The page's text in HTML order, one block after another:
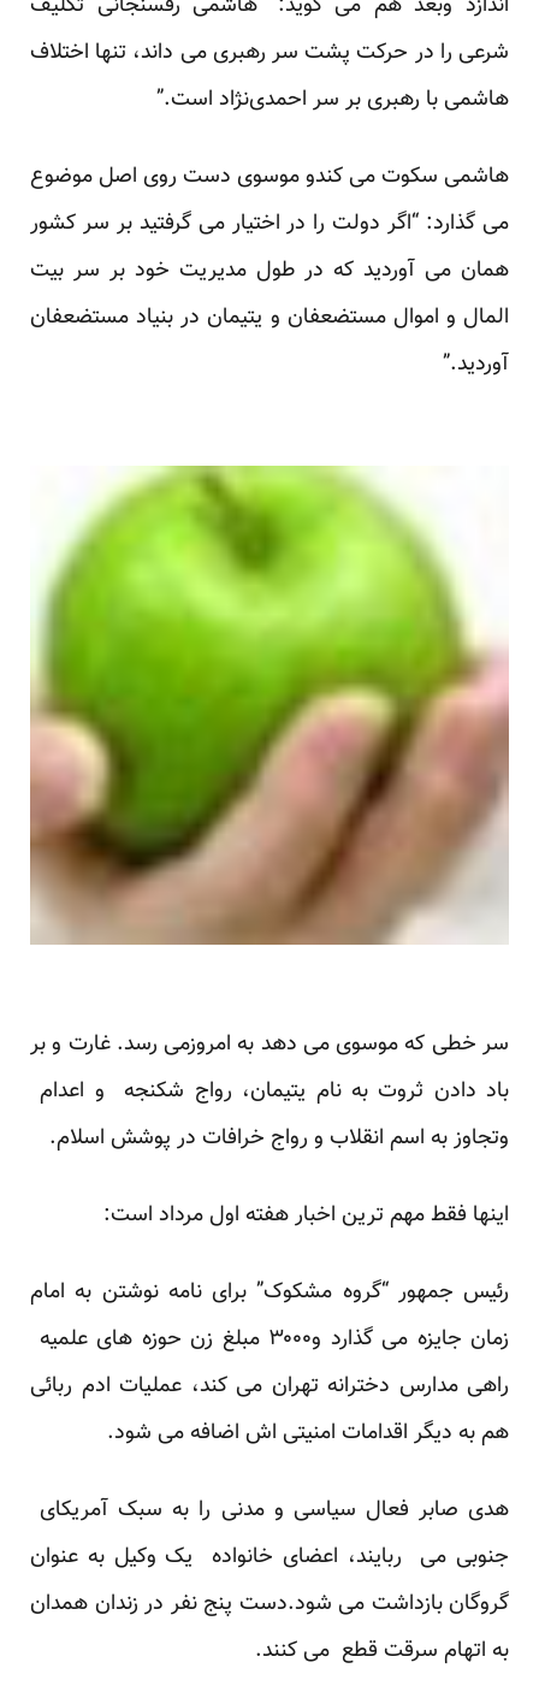
شرعی را در حرکت پشت سر رهبری می داند، تنها اختلاف
هاشمی با رهبری بر سر احمدی‌نژاد است.”
هاشمی سکوت می کندو موسوی دست روی اصل موضوع
می گذارد: “اگر دولت را در اختیار می گرفتید بر سر کشور
همان می آوردید که در طول مدیریت خود بر سر بیت
المال و اموال مستضعفان و یتیمان در بنیاد مستضعفان
آوردید.”
سر خطی که موسوی می دهد به امروزمی رسد. غارت و بر
باد دادن ثروت به نام یتیمان، رواج شکنجه و اعدام
وتجاوز به اسم انقلاب و رواج خرافات در پوشش اسلام.
اینها فقط مهم ترین اخبار هفته اول مرداد است:
رئیس جمهور “گروه مشکوک” برای نامه نوشتن به امام
زمان جایزه می گذارد و۳۰۰۰ مبلغ زن حوزه های علمیه
راهی مدارس دخترانه تهران می کند، عملیات ادم ربائی
هم به دیگر اقدامات امنیتی اش اضافه می شود.
هدی صابر فعال سیاسی و مدنی را به سبک آمریکای
جنوبی می ربایند، اعضای خانواده یک وکیل به عنوان
گروگان بازداشت می شود.دست پنج نفر در زندان همدان
به اتهام سرقت قطع می کنند.